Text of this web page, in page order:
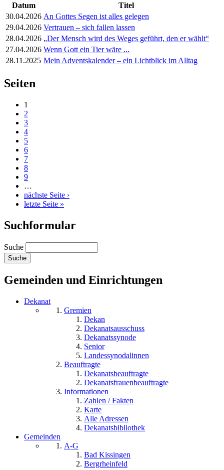
Datum
Titel
30.04.2026 An Gottes Segen ist alles gelegen
29.04.2026 Vertrauen – sich fallen lassen
28.04.2026 „Der Mensch wird des Weges geführt, den er wählt“
27.04.2026 Wenn Gott ein Tier wäre ...
28.11.2025 Mein Adventskalender – ein Lichtblick im Alltag
Seiten
1
2
3
4
5
6
7
8
9
…
nächste Seite ›
letzte Seite »
Suchformular
Suche
Gemeinden und Einrichtungen
Dekanat
Gremien
Dekan
Dekanatsausschuss
Dekanatssynode
Senior
Landessynodalinnen
Beauftragte
Dekanatsbeauftragte
Dekanatsfrauenbeauftragte
Informationen
Zahlen / Fakten
Karte
Alle Adressen
Dekanatsbibliothek
Gemeinden
A-G
Bad Kissingen
Bergrheinfeld